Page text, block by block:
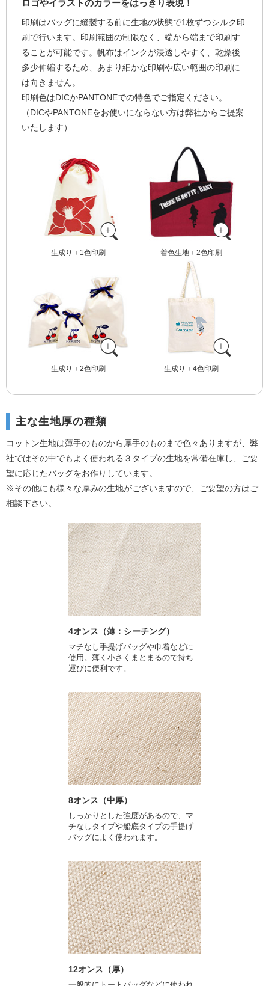
ロゴやイラストのカラーをはっきり表現！
印刷はバッグに縫製する前に生地の状態で1枚ずつシルク印
刷で行います。印刷範囲の制限なく、端から端まで印刷す
ることが可能です。帆布はインクが浸透しやすく、乾燥後
多少伸縮するため、あまり細かな印刷や広い範囲の印刷に
は向きません。
印刷色はDICかPANTONEでの特色でご指定ください。
（DICやPANTONEをお使いにならない方は弊社からご提案
いたします）
生成り＋1色印刷 着色生地＋2色印刷
生成り＋2色印刷 生成り＋4色印刷
主な生地厚の種類
コットン生地は薄手のものから厚手のものまで色々ありますが、弊
社ではその中でもよく使われる３タイプの生地を常備在庫し、ご要
望に応じたバッグをお作りしています。
※その他にも様々な厚みの生地がございますので、ご要望の方はご
相談下さい。
4オンス（薄：シーチング）
マチなし手提げバッグや巾着などに
使用。薄く小さくまとまるので持ち
運びに便利です。
8オンス（中厚）
しっかりとした強度があるので、マ
チなしタイプや船底タイプの手提げ
バッグによく使われます。
12オンス（厚）